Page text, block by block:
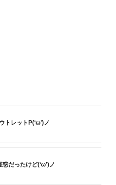
トレットP(‘ω’)ノ
だったけど(‘ω’)ノ